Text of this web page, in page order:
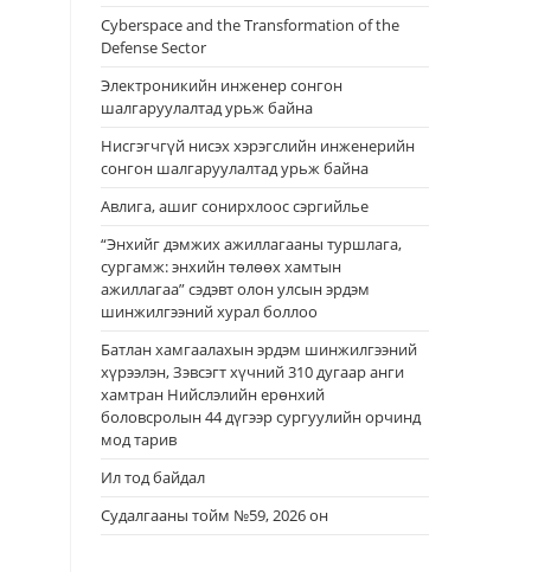
Cyberspace and the Transformation of the
Defense Sector
Электроникийн инженер сонгон
шалгаруулалтад урьж байна
Нисгэгчгүй нисэх хэрэгслийн инженерийн
сонгон шалгаруулалтад урьж байна
Авлига, ашиг сонирхлоос сэргийлье
“Энхийг дэмжих ажиллагааны туршлага,
сургамж: энхийн төлөөх хамтын
ажиллагаа” сэдэвт олон улсын эрдэм
шинжилгээний хурал боллоо
Батлан хамгаалахын эрдэм шинжилгээний
хүрээлэн, Зэвсэгт хүчний 310 дугаар анги
хамтран Нийслэлийн ерөнхий
боловсролын 44 дүгээр сургуулийн орчинд
мод тарив
Ил тод байдал
Судалгааны тойм №59, 2026 он